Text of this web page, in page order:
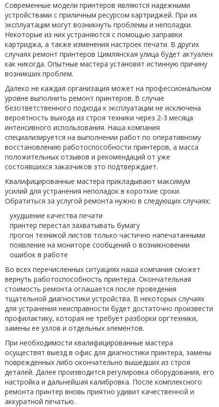
Современные модели принтеров являются надежными
устройствами с приличным ресурсом картриджей. При их
эксплуатации могут возникнуть проблемы и неполадки.
Некоторые из них устраняются с помощью заправки
картриджа, а также изменения настроек печати. В других
случаях ремонт принтеров Цимлянская улица будет актуален
как никогда. Опытные мастера установят истинную причину
возникших проблем.
Далеко не каждая организация может на профессиональном
уровне выполнить ремонт принтеров. В случае
безответственного подхода к эксплуатации не исключена
вероятность выхода из строя техники через 2-3 месяца
интенсивного использования. Наша компания
специализируется на выполнении работ по оперативному
восстановлению работоспособности принтеров, а масса
положительных отзывов и рекомендаций от уже
состоявшихся заказчиков это подтверждает.
Квалифицированные мастера прикладывают максимум
усилий для устранения неполадок в короткие сроки.
Обратиться за услугой ремонта нужно в следующих случаях:
ухудшение качества печати
принтер перестал захватывать бумагу
прогон техникой листов только частично напечатанными
появление на мониторе сообщений о возникновении
ошибок в работе
Во всех перечисленных ситуациях наша компания сможет
вернуть работоспособность принтера. Окончательная
стоимость ремонта оглашается после проведения
тщательной диагностики устройства. В некоторых случаях
для устранения неисправности будет достаточно произвести
профилактику, которая не требует разборки оргтехники,
замены ее узлов и отдельных элементов.
При необходимости квалифицированные мастера
осуществят выезд в офис для диагностики принтера, замены
поврежденных либо окончательно вышедших из строя
деталей. Далее производится регулировка оборудования, его
настройка и дальнейшая калибровка. После комплексного
ремонта принтер вновь приятно удивит качественной и
аккуратной печатью.